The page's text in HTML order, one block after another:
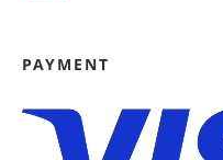
PAYMENT